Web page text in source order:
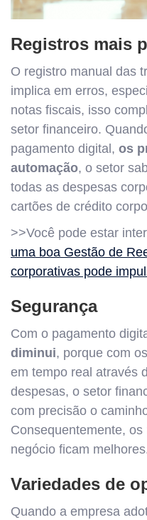
Registros mais
O registro manual das
implica em erros,
notas fiscais, isso
setor financeiro.
pagamento digital, os
automação, o setor
todas as despesas
cartões de crédito
>>Você pode estar
uma boa Gestão de
corporativas pode
Segurança
Com o pagamento
diminui, porque com
em tempo real através
despesas, o setor
com precisão o
Consequentemente,
negócio ficam
Variedades de
Quando a empresa